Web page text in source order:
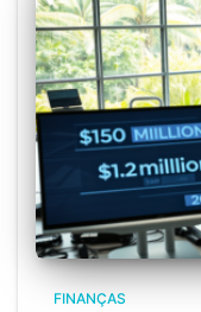
FINANÇAS